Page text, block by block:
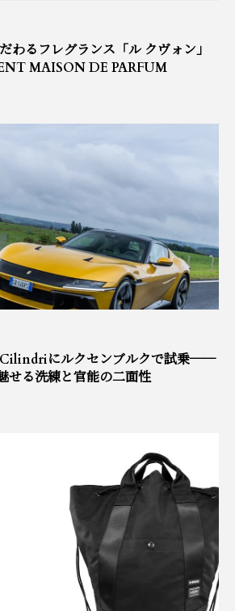
わるフレグランス「ル クヴォン」
MAISON DE PARFUM
にルクセンブルクで試乗──
せる洗練と官能の二面性